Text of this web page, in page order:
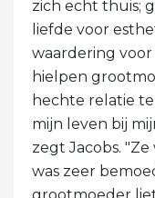
zich echt thuis;
liefde voor
waardering
hielpen
hechte relatie
mijn leven bij
zegt Jacobs.
was zeer